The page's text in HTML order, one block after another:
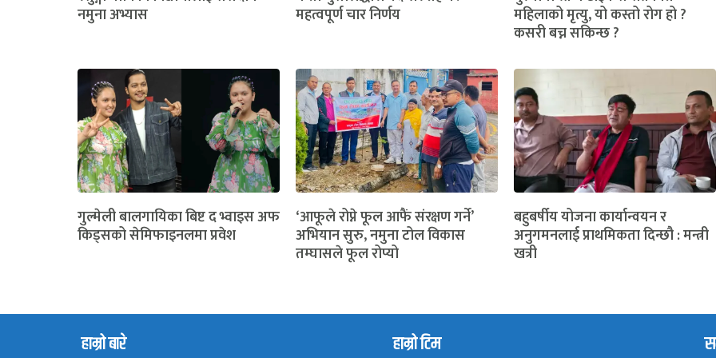
नमुना अभ्यास महत्वपूर्ण चार निर्णय महिलाको मृत्यु, यो कस्तो रोग हो ?
कसरी बच्न सकिन्छ ?
गुल्मेली बालगायिका बिष्ट द भ्वाइस अफ
किड्सको सेमिफाइनलमा प्रवेश
‘आफूले रोप्ने फूल आफैं संरक्षण गर्ने’
अभियान सुरु, नमुना टोल विकास
तम्घासले फूल रोप्यो
बहुबर्षीय योजना कार्यान्वयन र
अनुगमनलाई प्राथमिकता दिन्छौ : मन्त्री
खत्री
हाम्रो बारे हाम्रो टिम